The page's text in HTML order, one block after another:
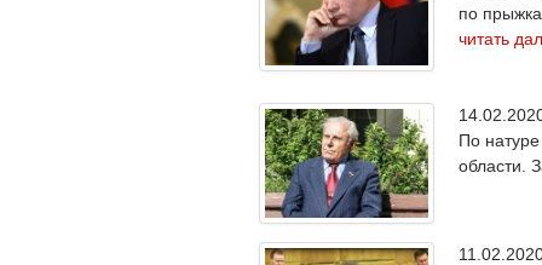
по
читать
По
области.